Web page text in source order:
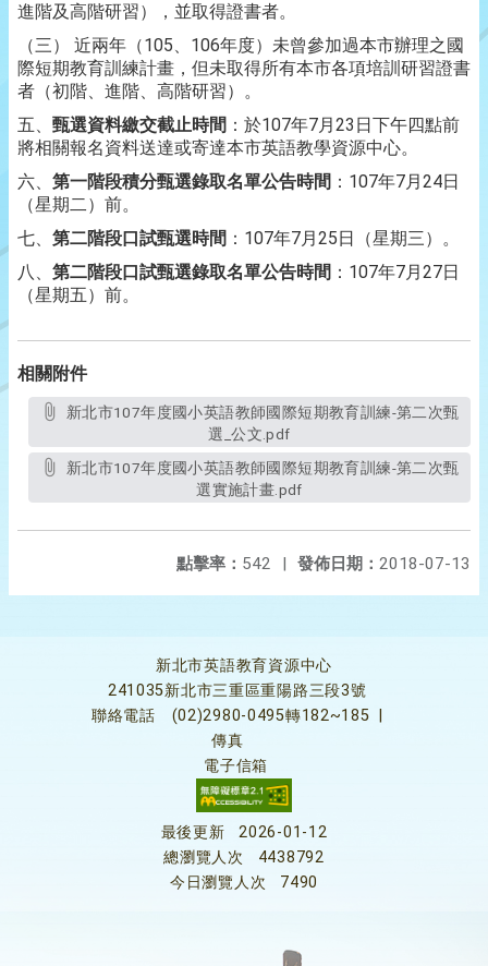
進階及高階研習），並取得證書者。
（三） 近兩年（105、106年度）未曾參加過本市辦理之國
際短期教育訓練計畫，但未取得所有本市各項培訓研習證書
者（初階、進階、高階研習）。
五、 甄選資料繳交截止時間 ：於107年7月23日下午四點前
將相關報名資料送達或寄達本市英語教學資源中心。
六、 第一階段積分甄選錄取名單公告時間 ：107年7月24日
（星期二）前。
七、 第二階段口試甄選時間 ：107年7月25日（星期三）。
八、 第二階段口試甄選錄取名單公告時間 ：107年7月27日
（星期五）前。
相關附件
選_公文.pdf
選實施計畫.pdf
發佈日期： 2018-07-13
點擊率： 542 |
新北市英語教育資源中心
241035新北市三重區重陽路三段3號
聯絡電話
(02)2980-0495轉182~185
傳真
電子信箱
最後更新
2026-01-12
總瀏覽人次
4438792
今日瀏覽人次
7490